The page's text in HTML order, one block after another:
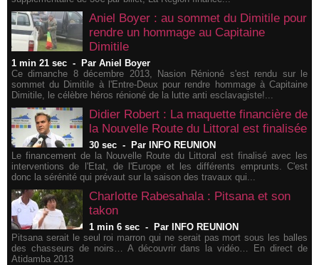
Aniel Boyer : au sommet du Dimitile pour
rendre un hommage au Capitaine
Dimitile
1 min 21 sec -
Par Aniel Boyer
Ce dimanche 8 décembre 2013, Nasion Rénioné s'est rendu sur le
sommet du Dimitile à l'Entre-Deux pour rendre hommage à Capitaine
Dimitile, le célèbre héros rénioné de la lutte anti esclavagiste!...
Didier Robert : La maquette financière de
la Nouvelle Route du Littoral est finalisée
30 sec-
Par INFO REUNION
Le financement de la Nouvelle Route du Littoral est finalisé avec les
interventions de l'Etat, de l'Europe et les différents emprunts. C'est
donc la sérénité qui prévaut sur la saison des travaux qui...
Charlotte Rabesahala : Pitsana et son
takon
1 min 6 sec-
Par INFO REUNION
Pitsana serait le seul roi marron qui ne serait pas mort sous les balles
des chasseurs de noirs… A découvrir dans la vidéo… En direct de
Atidamba 2013